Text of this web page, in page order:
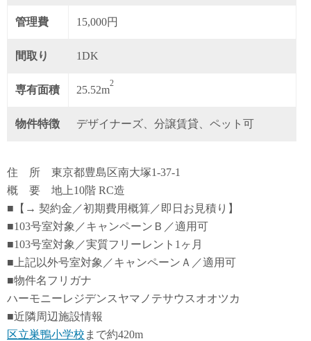
管理費 15,000円
間取り 1DK
専有面積 25.52m
2
物件特徴 デザイナーズ、分譲賃貸、ペット可
住 所 東京都豊島区南大塚1-37-1
概 要 地上10階 RC造
■【→ 契約金／初期費用概算／即日お見積り】
■103号室対象／キャンペーンＢ／適用可
■103号室対象／実質フリーレント1ヶ月
■上記以外号室対象／キャンペーンＡ／適用可
■物件名フリガナ
ハーモニーレジデンスヤマノテサウスオオツカ
■近隣周辺施設情報
区立巣鴨小学校 まで約420m